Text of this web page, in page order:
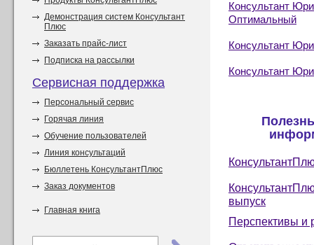
Демонстрация систем Консультант
Плюс
Заказать прайс-лист
Подписка на рассылки
Сервисная поддержка
Персональный сервис
Горячая линия
Обучение пользователей
Линия консультаций
Бюллетень КонсультантПлюс
Заказ документов
Главная книга
Консультант
Оптимальный
Консультант
Консультант
выпуск
Перспективы и